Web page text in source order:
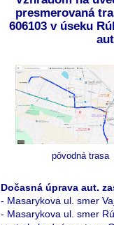
presmerovaná
606103 v úseku
pôvodná trasa
Dočasná úprava aut.
- Masarykova ul. smer
- Masarykova ul. smer